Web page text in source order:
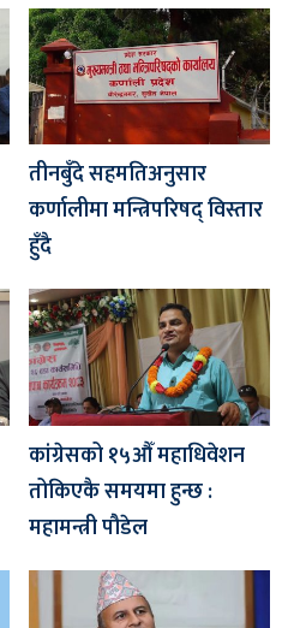
तीनबुँदे सहमतिअनुसार
कर्णालीमा मन्त्रिपरिषद् विस्तार
हुँदै
कांग्रेसको १५औँ महाधिवेशन
तोकिएकै समयमा हुन्छ :
महामन्त्री पौडेल